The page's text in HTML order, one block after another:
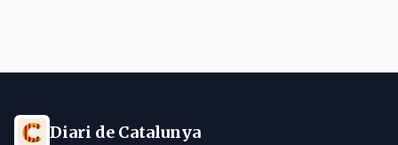
Diari de Catalunya